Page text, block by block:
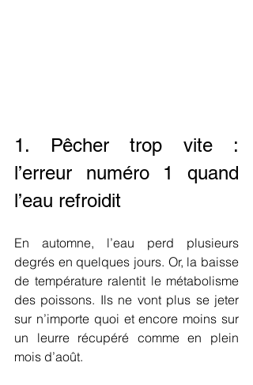
1. Pêcher trop vite :
l’erreur numéro 1 quand
l’eau refroidit
En automne, l’eau perd plusieurs
degrés en quelques jours. Or, la baisse
de température ralentit le métabolisme
des poissons. Ils ne vont plus se jeter
sur n’importe quoi et encore moins sur
un leurre récupéré comme en plein
mois d’août.